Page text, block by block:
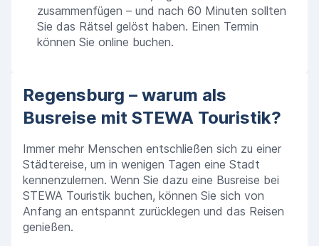
zusammenfügen – und nach 60 Minuten sollten
Sie das Rätsel gelöst haben. Einen Termin
können Sie online buchen.
Regensburg – warum als
Busreise mit STEWA Touristik?
Immer mehr Menschen entschließen sich zu einer
Städtereise, um in wenigen Tagen eine Stadt
kennenzulernen. Wenn Sie dazu eine Busreise bei
STEWA Touristik buchen, können Sie sich von
Anfang an entspannt zurücklegen und das Reisen
genießen.